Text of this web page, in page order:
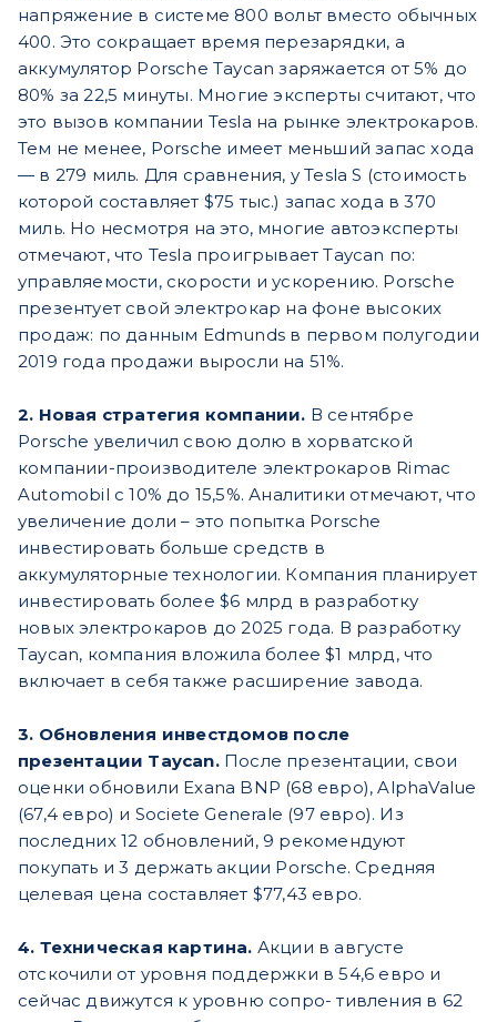
напряжение в системе 800 вольт вместо обычных
400. Это сокращает время перезарядки, а
аккумулятор Porsche Taycan заряжается от 5% до
80% за 22,5 минуты. Многие эксперты считают, что
это вызов компании Tesla на рынке электрокаров.
Тем не менее, Porsche имеет меньший запас хода
— в 279 миль. Для сравнения, у Tesla S (стоимость
которой составляет $75 тыс.) запас хода в 370
миль. Но несмотря на это, многие автоэксперты
отмечают, что Tesla проигрывает Taycan по:
управляемости, скорости и ускорению. Porsche
презентует свой электрокар на фоне высоких
продаж: по данным Edmunds в первом полугодии
2019 года продажи выросли на 51%.
2. Новая стратегия компании. В сентябре
Porsche увеличил свою долю в хорватской
компании-производителе электрокаров Rimac
Automobil с 10% до 15,5%. Аналитики отмечают, что
увеличение доли – это попытка Porsche
инвестировать больше средств в
аккумуляторные технологии. Компания планирует
инвестировать более $6 млрд в разработку
новых электрокаров до 2025 года. В разработку
Taycan, компания вложила более $1 млрд, что
включает в себя также расширение завода.
3. Обновления инвестдомов после
презентации Taycan.После презентации, свои
оценки обновили Exana BNP (68 евро), AlphaValue
(67,4 евро) и Societe Generale (97 евро). Из
последних 12 обновлений, 9 рекомендуют
покупать и 3 держать акции Porsche. Средняя
целевая цена составляет $77,43 евро.
4. Техническая картина. Акции в августе
отскочили от уровня поддержки в 54,6 евро и
сейчас движутся к уровню сопро- тивления в 62